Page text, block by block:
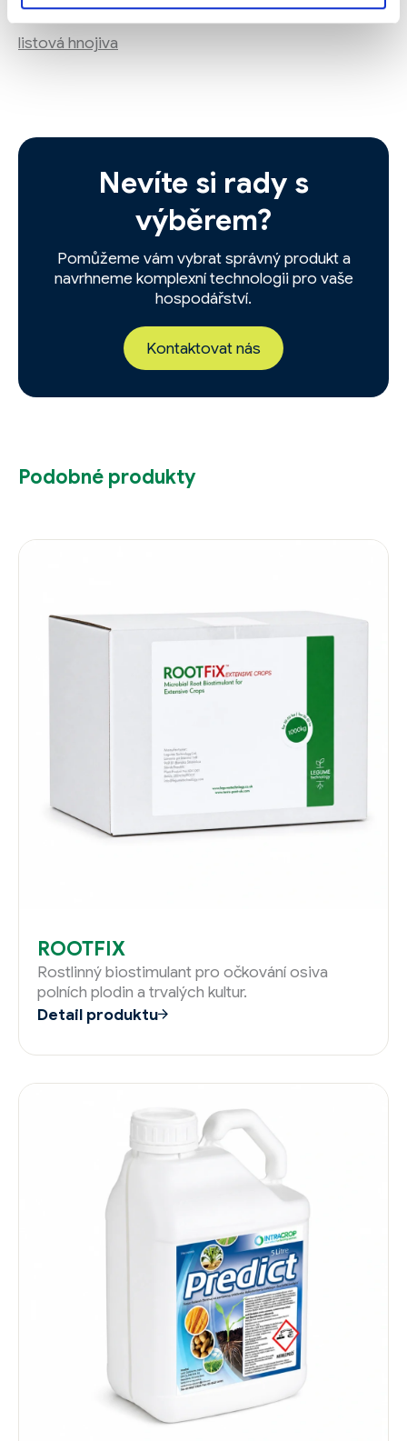
Tagy:
listová hnojiva
Nevíte si rady s
výběrem?
Pomůžeme vám vybrat správný produkt a
navrhneme komplexní technologii pro vaše
hospodářství.
Kontaktovat nás
Podobné produkty
ROOTFIX
Rostlinný biostimulant pro očkování osiva
polních plodin a trvalých kultur.
Detail produktu